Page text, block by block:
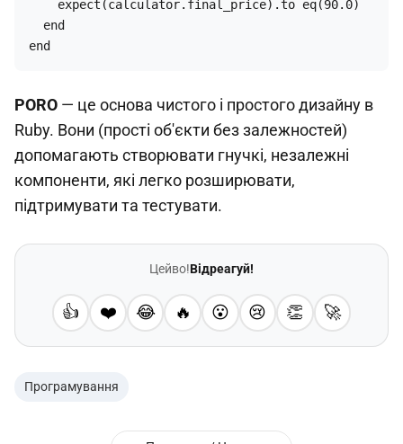
    expect(calculator.final_price).to eq(90.0)
  end
end
PORO — це основа чистого і простого дизайну в
Ruby. Вони (прості об'єкти без залежностей)
допомагають створювати гнучкі, незалежні
компоненти, які легко розширювати,
підтримувати та тестувати.
Цейво!Відреагуй!
👍 ❤️ 😂 🔥 😮 😢 👏 🚀
Програмування